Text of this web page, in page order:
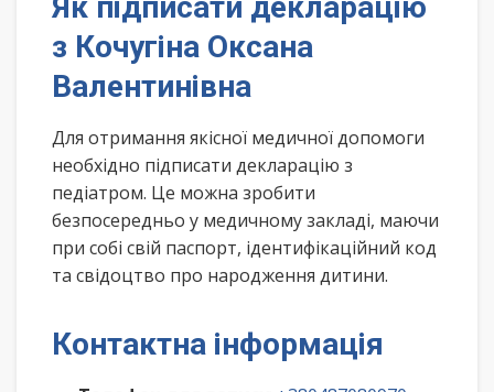
з Кочугіна Оксана
Валентинівна
Для отримання якісної медичної допомоги
необхідно підписати декларацію з
педіатром. Це можна зробити
безпосередньо у медичному закладі, маючи
при собі свій паспорт, ідентифікаційний код
та свідоцтво про народження дитини.
Контактна інформація